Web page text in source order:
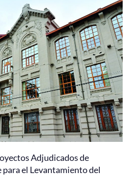
Adjudicados de
para el Levantamiento del